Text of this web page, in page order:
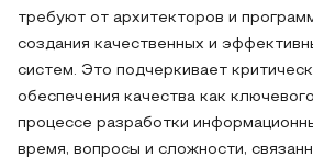
требуют от архитекторов и
создания качественных и
систем. Это подчеркивает
обеспечения качества как
процессе разработки
время, вопросы и сложности,